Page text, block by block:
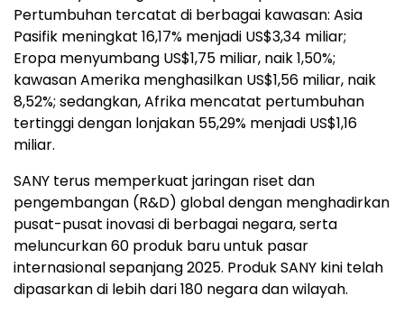
Pertumbuhan tercatat di berbagai kawasan: Asia
Pasifik meningkat 16,17% menjadi US$3,34 miliar;
Eropa menyumbang US$1,75 miliar, naik 1,50%;
kawasan Amerika menghasilkan US$1,56 miliar, naik
8,52%; sedangkan, Afrika mencatat pertumbuhan
tertinggi dengan lonjakan 55,29% menjadi US$1,16
miliar.
SANY terus memperkuat jaringan riset dan
pengembangan (R&D) global dengan menghadirkan
pusat-pusat inovasi di berbagai negara, serta
meluncurkan 60 produk baru untuk pasar
internasional sepanjang 2025. Produk SANY kini telah
dipasarkan di lebih dari 180 negara dan wilayah.